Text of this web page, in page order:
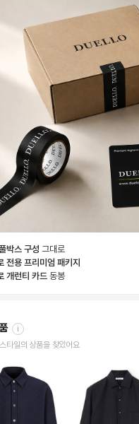
박스 구성 그대로
전용 프리미엄 패키지
개런티 카드 동봉
i
타일의 상품을 찾았어요